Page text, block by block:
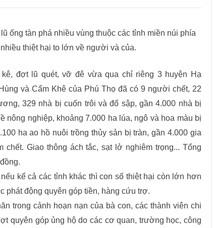
ống tàn phá nhiều vùng thuộc các tỉnh miền núi phía
thiệt hại to lớn về người và của.
kê, đợt lũ quét, vỡ đê vừa qua chỉ riêng 3 huyện Hạ
và Cẩm Khê của Phú Thọ đã có 9 người chết, 22
329 nhà bị cuốn trôi và đổ sập, gần 4.000 nhà bị
nông nghiệp, khoảng 7.000 ha lúa, ngô và hoa màu bị
ha ao hồ nuôi trồng thủy sản bị tràn, gần 4.000 gia
chết. Giao thông ách tắc, sạt lở nghiêm trọng... Tổng
kể cả các tỉnh khác thì con số thiệt hại còn lớn hơn
phát động quyên góp tiền, hàng cứu trợ.
trong cảnh hoạn nạn của bà con, các thành viên chi
quyên góp ủng hộ do các cơ quan, trường học, công